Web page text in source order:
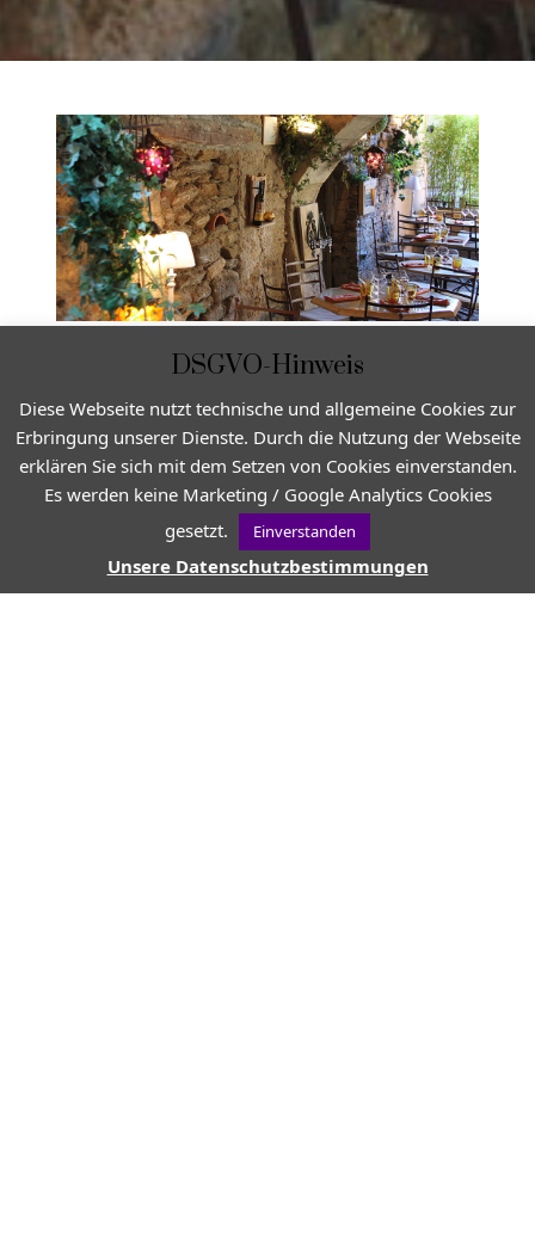
VONJEAN-CHRISTOPHE
DSGVO-Hinweis
Diese Webseite nutzt technische und allgemeine Cookies zur
Erbringung unserer Dienste. Durch die Nutzung der Webseite
erklären Sie sich mit dem Setzen von Cookies einverstanden.
Es werden keine Marketing / Google Analytics Cookies
gesetzt.
Einverstanden
Unsere Datenschutzbestimmungen